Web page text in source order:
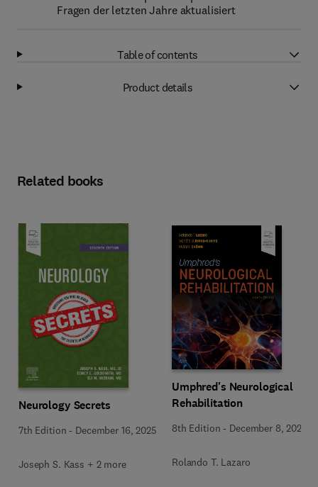
Fragen der letzten Jahre aktualisiert
Table of contents
Product details
Related books
Neurology Secrets
7th Edition - December 16, 2025
Joseph S. Kass + 2 more
Umphred's Neurological
Rehabilitation
8th Edition - December 8, 2025
Rolando T. Lazaro